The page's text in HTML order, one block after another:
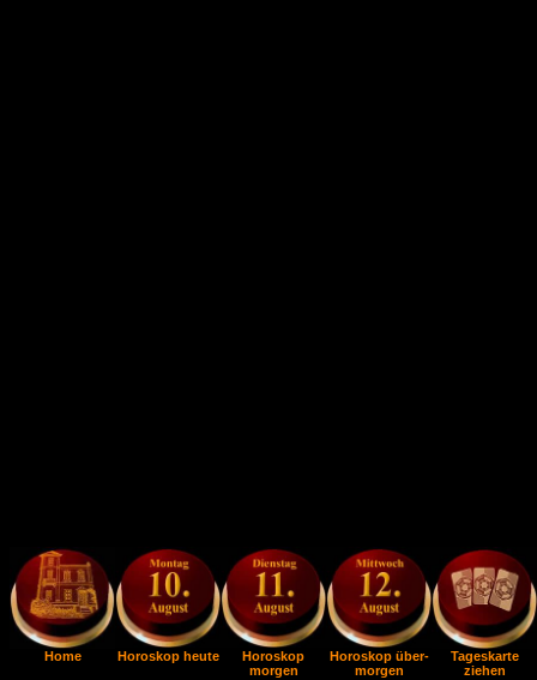
Home Horoskop heute
Horoskop
morgen
Horoskop über-
morgen
Tageskarte
ziehen